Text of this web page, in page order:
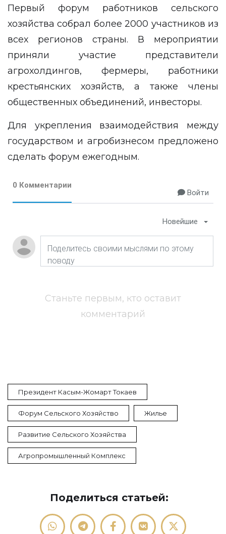
Первый форум работников сельского
хозяйства собрал более 2000 участников из
всех регионов страны. В мероприятии
приняли участие представители
агрохолдингов, фермеры, работники
крестьянских хозяйств, а также члены
общественных объединений, инвесторы.
Для укрепления взаимодействия между
государством и агробизнесом предложено
сделать форум ежегодным.
0 Комментарии
Войти
Новейшие
Станьте первым, кто оставит
комментарий
Президент Касым-Жомарт Токаев
Форум Сельского Хозяйство Жилье
Развитие Сельского Хозяйства
Агропромышленный Комплекс
Поделиться статьей: